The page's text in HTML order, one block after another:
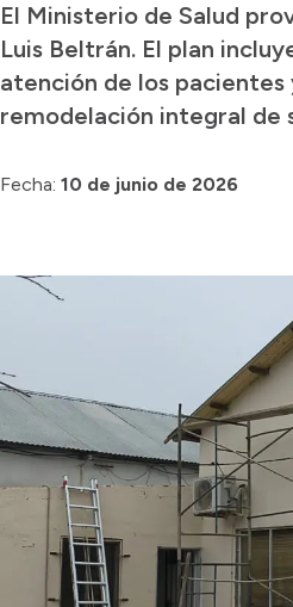
El Ministerio de Salud
Luis Beltrán. El plan
atención de los pacientes
remodelación integral de
Fecha: 10 de junio de 2026